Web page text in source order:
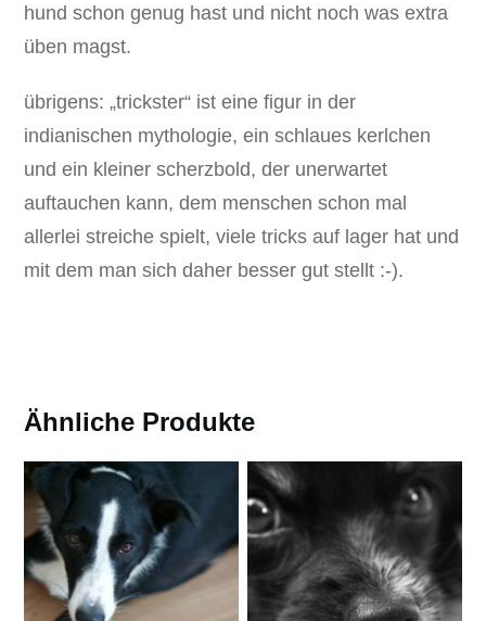
hund schon genug hast und nicht noch was extra
üben magst.
übrigens: „trickster“ ist eine figur in der
indianischen mythologie, ein schlaues kerlchen
und ein kleiner scherzbold, der unerwartet
auftauchen kann, dem menschen schon mal
allerlei streiche spielt, viele tricks auf lager hat und
mit dem man sich daher besser gut stellt :-).
Ähnliche Produkte